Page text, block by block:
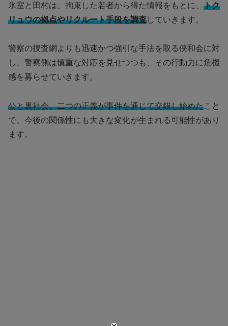
氷室と田村は、拘束した若者から得た情報をもとに、 トク
リュウの拠点やリクルート手段を調査していきます。
警察の捜査網よりも迅速かつ強引な手法を取る侠和会に対
し、警察側は慎重な対応を見せつつも、その行動力に危機
感を募らせていきます。
公と裏社会、二つの正義が事件を通じて交錯し始めたこと
で、今後の関係性にも大きな変化が生まれる可能性があり
ます。